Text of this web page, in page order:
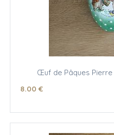
Œuf de Pâques Pierre
8.00 €